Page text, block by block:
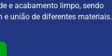
e acabamento limpo, sendo
união de diferentes materiais.